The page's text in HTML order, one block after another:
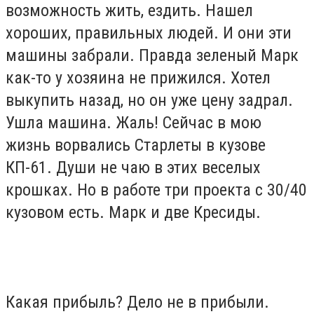
возможность жить, ездить. Нашел
хороших, правильных людей. И они эти
машины забрали. Правда зеленый Марк
как-то у хозяина не прижился. Хотел
выкупить назад, но он уже цену задрал.
Ушла машина. Жаль! Сейчас в мою
жизнь ворвались Старлеты в кузове
КП-61. Души не чаю в этих веселых
крошках. Но в работе три проекта с 30/40
кузовом есть. Марк и две Кресиды.
Какая прибыль? Дело не в прибыли.